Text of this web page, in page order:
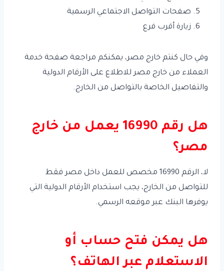
صفحات التواصل الاجتماعي الرسمية
زيارة أقرب فرع
وفي حال كنتم خارج مصر، يمكنكم مراجعة صفحة خدمة
العملاء من خارج مصر للاطلاع على الأرقام الدولية
والتفاصيل الخاصة بالتواصل من الخارج.
هل رقم 16990 يعمل من خارج
مصر؟
لا، الرقم 16990 مخصص للعمل داخل مصر فقط
للتواصل من الخارج، يجب استخدام الأرقام الدولية التي
يوفرها البنك عبر موقعه الرسمي.
هل يمكن فتح حساب أو
الاستعلام عبر الهاتف؟